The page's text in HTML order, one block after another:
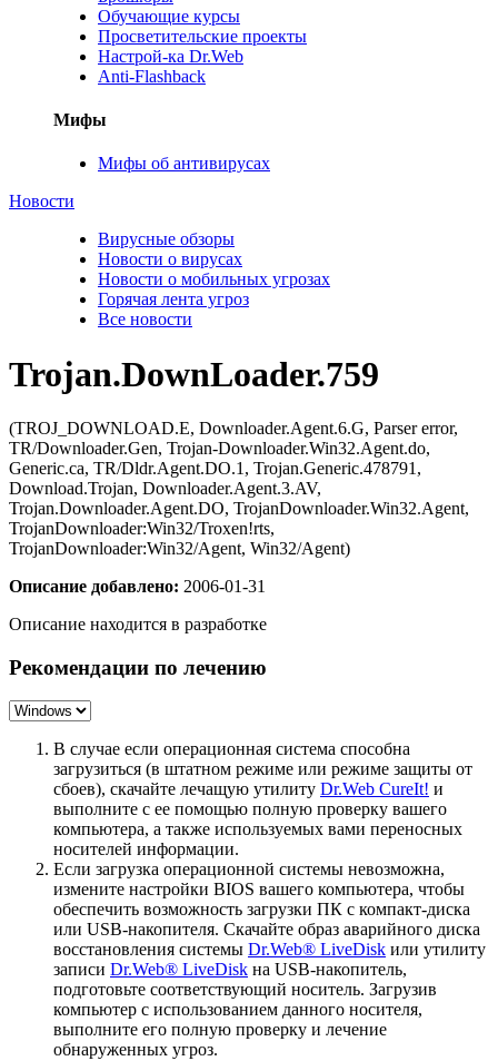
Обучающие курсы
Просветительские проекты
Настрой-ка Dr.Web
Anti-Flashback
Мифы
Мифы об антивирусах
Новости
Вирусные обзоры
Новости о вирусах
Новости о мобильных угрозах
Горячая лента угроз
Все новости
Trojan.DownLoader.759
(TROJ_DOWNLOAD.E, Downloader.Agent.6.G, Parser error,
TR/Downloader.Gen, Trojan-Downloader.Win32.Agent.do,
Generic.ca, TR/Dldr.Agent.DO.1, Trojan.Generic.478791,
Download.Trojan, Downloader.Agent.3.AV,
Trojan.Downloader.Agent.DO, TrojanDownloader.Win32.Agent,
TrojanDownloader:Win32/Troxen!rts,
TrojanDownloader:Win32/Agent, Win32/Agent)
Описание добавлено: 2006-01-31
Описание находится в разработке
Рекомендации по лечению
В случае если операционная система способна
загрузиться (в штатном режиме или режиме защиты от
сбоев), скачайте лечащую утилиту Dr.Web CureIt! и
выполните с ее помощью полную проверку вашего
компьютера, а также используемых вами переносных
носителей информации.
Если загрузка операционной системы невозможна,
измените настройки BIOS вашего компьютера, чтобы
обеспечить возможность загрузки ПК с компакт-диска
или USB-накопителя. Скачайте образ аварийного диска
восстановления системы Dr.Web® LiveDisk или утилиту
записи Dr.Web® LiveDisk на USB-накопитель,
подготовьте соответствующий носитель. Загрузив
компьютер с использованием данного носителя,
выполните его полную проверку и лечение
обнаруженных угроз.